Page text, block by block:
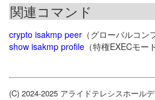
関連コマンド
crypto isakmp peer （グローバルコン
show isakmp profile （特権EXECモー
(C) 2024-2025 アライドテレシスホール